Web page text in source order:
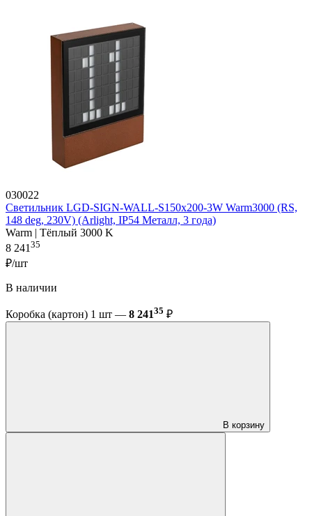
030022
Светильник LGD-SIGN-WALL-S150x200-3W Warm3000 (RS,
148 deg, 230V) (Arlight, IP54 Металл, 3 года)
Warm | Тёплый 3000 K
8 24135
₽/шт
В наличии
Коробка (картон) 1 шт — 8 24135 ₽
В корзину